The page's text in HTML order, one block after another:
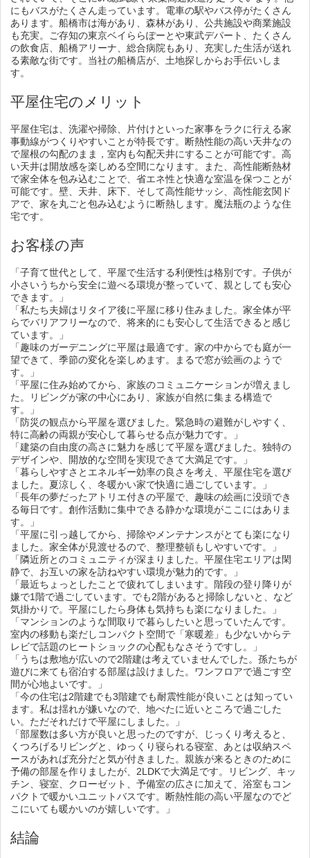
にもバスがたくさん走っています。電車の駅やバス停がたくさん
あります。船橋市は海があり、森林があり、公共施設や商業施設
も充実。ご存知の東京ベイららぽーとや東武デパート、たくさん
の飲食店、船橋アリーナ、総合病院もあり、充実した生活が送れ
る素敵な街です。当社の船橋店が、土地探しからお手伝いしま
す。
平屋住宅のメリット
平屋住宅は、洗濯や掃除、片付けといった家事をラクに行える家
事動線がつくりやすいことが特長です。断熱性能の高い天井なの
で屋根の勾配のまま，室内も勾配天井にすることが可能です。高
い天井は開放感を楽しめる空間になります。また、高性能断熱材
で家全体を包み込むことで、省エネ性と快適な室温を保つことが
可能です。壁、天井、床下、そして高性能サッシ、高性能玄関ド
アで、家を丸ごと包み込むように断熱します。魔法瓶のような住
宅です。
お客様の声
「子育て世代として、平屋で生活する利便性は格別です。子供が
小さいうちから安全に遊べる環境が整っていて、親としても安心
できます。」
「私たち夫婦はリタイア後に平屋に移り住みました。家全体が平
らでバリアフリーなので、将来的にも安心して生活できると感じ
ています。」
「趣味のガーデニングに平屋は最適です。家の中からでも庭が一
望できて、季節の変化を楽しめます。まるで窓が絵画のようで
す。」
「平屋に住み始めてから、家族のコミュニケーションが増えまし
た。リビングが家の中心にあり、家族が自然に集まる構造で
す。」
「防災の観点から平屋を選びました。緊急時の避難がしやすく、
特に高齢の両親が安心して暮らせる点が魅力です。」
「建築の自由度の高さに魅力を感じて平屋を選びました。独特の
デザインや、開放的な空間を実現できて大満足です。」
「暮らしやすさとエネルギー効率の良さを考え、平屋住宅を選び
ました。夏涼しく、冬暖かい家で快適に過ごしています。」
「長年の夢だったアトリエ付きの平屋で、趣味の絵画に没頭でき
る毎日です。創作活動に集中できる静かな環境がここにはありま
す。」
「平屋に引っ越してから、掃除やメンテナンスがとても楽になり
ました。家全体が見渡せるので、整理整頓もしやすいです。」
「隣近所とのコミュニティが深まりました。平屋住宅エリアは閑
静で、お互いの家を訪ねやすい環境が魅力的です。」
「最近ちょっとしたことで疲れてしまいます。階段の登り降りが
嫌で1階で過ごしています。でも2階があると掃除しないと、など
気掛かりで。平屋にしたら身体も気持ちも楽になりました。」
「マンションのような間取りで暮らしたいと思っていたんです。
室内の移動も楽だしコンパクト空間で「寒暖差」も少ないからテ
レビで話題のヒートショックの心配もなさそうですし。」
「うちは敷地が広いので2階建は考えていませんでした。孫たちが
遊びに来ても宿泊する部屋は設けました。ワンフロアで過ごす空
間が心地よいです。」
「今の住宅は2階建でも3階建でも耐震性能が良いことは知ってい
ます。私は揺れが嫌いなので、地べたに近いところで過ごした
い。ただそれだけで平屋にしました。」
「部屋数は多い方が良いと思ったのですが、じっくり考えると、
くつろげるリビングと、ゆっくり寝られる寝室、あとは収納スペ
ースがあれば充分だと気が付きました。親族が来るときのために
予備の部屋を作りましたが、2LDKで大満足です。リビング、キッ
チン、寝室、クローゼット、予備室の広さに加えて、浴室もコン
パクトで暖かいユニットバスです。断熱性能の高い平屋なのでど
こにいても暖かいのが嬉しいです。」
結論